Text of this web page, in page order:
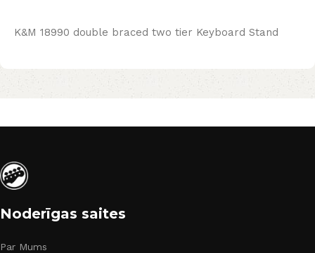
K&M 18990 double braced two tier Keyboard Stand
Noderīgas saites
Par Mums